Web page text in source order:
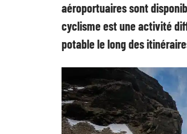
aéroportuaires sont
cyclisme est une activité
potable le long des